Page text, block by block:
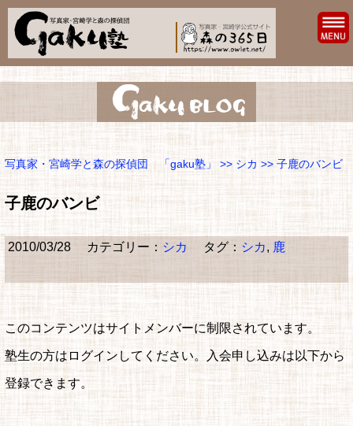
写真家・宮崎学と森の探偵団 「gaku塾」 >> シカ >> 子鹿のバンビ
子鹿のバンビ
2010/03/28 カテゴリー： シカ タグ： シカ, 鹿
このコンテンツはサイトメンバーに制限されています。
塾生の方はログインしてください。入会申し込みは以下から
登録できます。